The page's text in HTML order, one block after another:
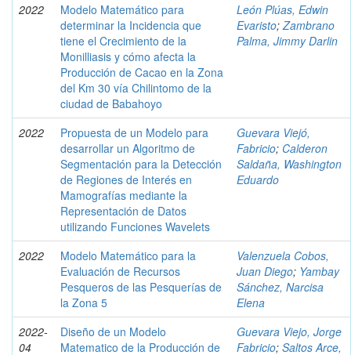
2022
Modelo Matemático para
determinar la Incidencia que
tiene el Crecimiento de la
Monilliasis y cómo afecta la
Producción de Cacao en la Zona
del Km 30 vía Chilintomo de la
ciudad de Babahoyo
León Plúas, Edwin
Evaristo; Zambrano
Palma, Jimmy Darlin
2022
Propuesta de un Modelo para
desarrollar un Algoritmo de
Segmentación para la Detección
de Regiones de Interés en
Mamografías mediante la
Representación de Datos
utilizando Funciones Wavelets
Guevara Viejó,
Fabricio; Calderon
Saldaña, Washington
Eduardo
2022
Modelo Matemático para la
Evaluación de Recursos
Pesqueros de las Pesquerías de
la Zona 5
Valenzuela Cobos,
Juan Diego; Yambay
Sánchez, Narcisa
Elena
2022-
04
Diseño de un Modelo
Matematico de la Producción de
Guevara Viejo, Jorge
Fabricio; Saltos Arce,